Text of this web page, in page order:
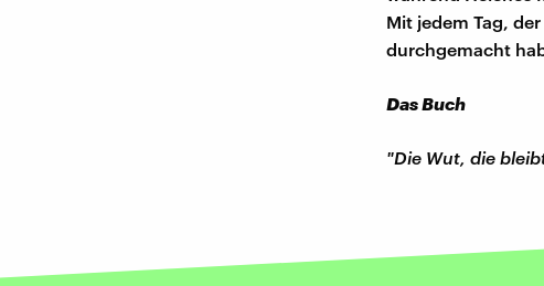
Mit jedem Tag,
durchgemacht
Das Buch
"Die Wut, die